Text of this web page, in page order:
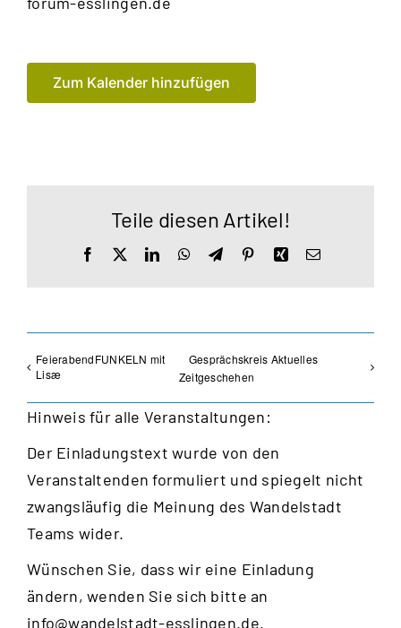
Zum Kalender hinzufügen
Teile diesen Artikel!
Facebook LinkedInWhatsApp
TelegramPinterestXingE-
FeierabendFUNKELN mit
Lisæ
Gesprächskreis Aktuelles
Zeitgeschehen
Hinweis für alle Veranstaltungen:
Der Einladungstext wurde von den
Veranstaltenden formuliert und spiegelt nicht
zwangsläufig die Meinung des Wandelstadt
Teams wider.
Wünschen Sie, dass wir eine Einladung
ändern, wenden Sie sich bitte an
info@wandelstadt-esslingen.de.